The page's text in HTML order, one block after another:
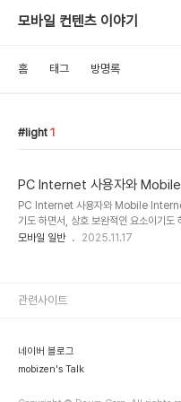
모바일 컨텐츠 이야기
홈 태그 방명록
light 1
PC Internet 사용자와
PC Internet 사용자와 Mobile
기도 하면서, 상호 보완적인 요소이기도
들지만, 때로는 구분을 해야 할 필요성도
adopters나 Consumer로 구분하고
모바일 일반 2025.11.17
네이버 블로그
mobizen's Talk
관련사이트